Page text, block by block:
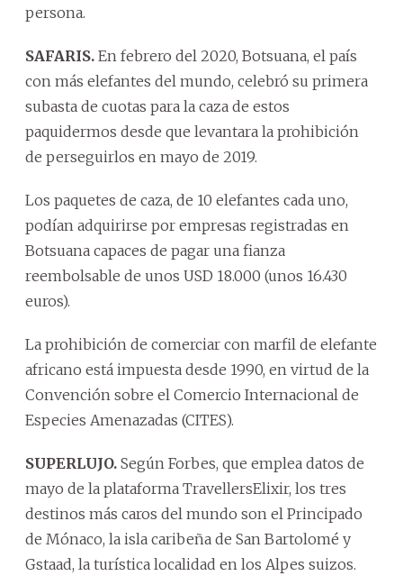
persona.
SAFARIS. En febrero del 2020, Botsuana, el país
con más elefantes del mundo, celebró su primera
subasta de cuotas para la caza de estos
paquidermos desde que levantara la prohibición
de perseguirlos en mayo de 2019.
Los paquetes de caza, de 10 elefantes cada uno,
podían adquirirse por empresas registradas en
Botsuana capaces de pagar una fianza
reembolsable de unos USD 18.000 (unos 16.430
euros).
La prohibición de comerciar con marfil de elefante
africano está impuesta desde 1990, en virtud de la
Convención sobre el Comercio Internacional de
Especies Amenazadas (CITES).
SUPERLUJO. Según Forbes, que emplea datos de
mayo de la plataforma TravellersElixir, los tres
destinos más caros del mundo son el Principado
de Mónaco, la isla caribeña de San Bartolomé y
Gstaad, la turística localidad en los Alpes suizos.